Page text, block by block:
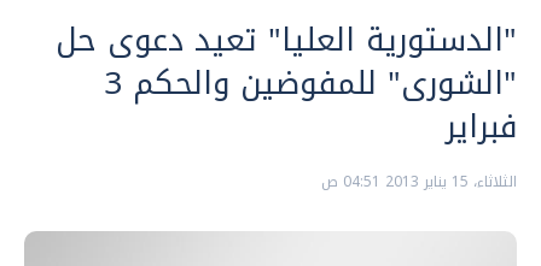
"الدستورية العليا" تعيد دعوى حل
"الشورى" للمفوضين والحكم 3
فبراير
الثلاثاء، 15 يناير 2013 04:51 ص